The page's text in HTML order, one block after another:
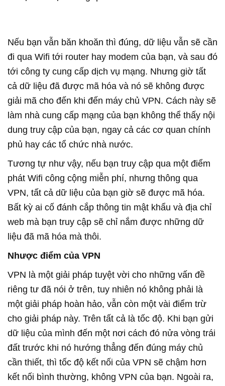
Nếu bạn vẫn băn khoăn thì đúng, dữ liệu vẫn sẽ cần
đi qua Wifi tới router hay modem của bạn, và sau đó
tới công ty cung cấp dịch vụ mạng. Nhưng giờ tất
cả dữ liệu đã được mã hóa và nó sẽ không được
giải mã cho đến khi đến máy chủ VPN. Cách này sẽ
làm nhà cung cấp mạng của bạn không thể thấy nội
dung truy cập của bạn, ngay cả các cơ quan chính
phủ hay các tổ chức nhà nước.
Tương tự như vậy, nếu bạn truy cập qua một điểm
phát Wifi công cộng miễn phí, nhưng thông qua
VPN, tất cả dữ liệu của bạn giờ sẽ được mã hóa.
Bất kỳ ai cố đánh cắp thông tin mật khẩu và địa chỉ
web mà bạn truy cập sẽ chỉ nắm được những dữ
liệu đã mã hóa mà thôi.
Nhược điểm của VPN
VPN là một giải pháp tuyệt vời cho những vấn đề
riêng tư đã nói ở trên, tuy nhiên nó không phải là
một giải pháp hoàn hảo, vẫn còn một vài điểm trừ
cho giải pháp này. Trên tất cả là tốc độ. Khi bạn gửi
dữ liệu của mình đến một nơi cách đó nửa vòng trái
đất trước khi nó hướng thẳng đến đúng máy chủ
cần thiết, thì tốc độ kết nối của VPN sẽ chậm hơn
kết nối bình thường, không VPN của bạn. Ngoài ra,